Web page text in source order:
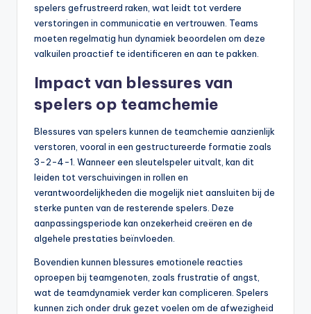
spelers gefrustreerd raken, wat leidt tot verdere
verstoringen in communicatie en vertrouwen. Teams
moeten regelmatig hun dynamiek beoordelen om deze
valkuilen proactief te identificeren en aan te pakken.
Impact van blessures van
spelers op teamchemie
Blessures van spelers kunnen de teamchemie aanzienlijk
verstoren, vooral in een gestructureerde formatie zoals
3-2-4-1. Wanneer een sleutelspeler uitvalt, kan dit
leiden tot verschuivingen in rollen en
verantwoordelijkheden die mogelijk niet aansluiten bij de
sterke punten van de resterende spelers. Deze
aanpassingsperiode kan onzekerheid creëren en de
algehele prestaties beïnvloeden.
Bovendien kunnen blessures emotionele reacties
oproepen bij teamgenoten, zoals frustratie of angst,
wat de teamdynamiek verder kan compliceren. Spelers
kunnen zich onder druk gezet voelen om de afwezigheid